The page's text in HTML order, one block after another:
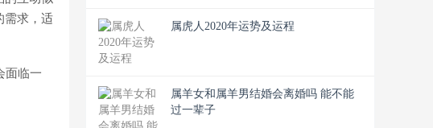
需求，适
面临一
属虎人2020年运势及运程
属羊女和属羊男结婚会离婚吗 能不能
过一辈子